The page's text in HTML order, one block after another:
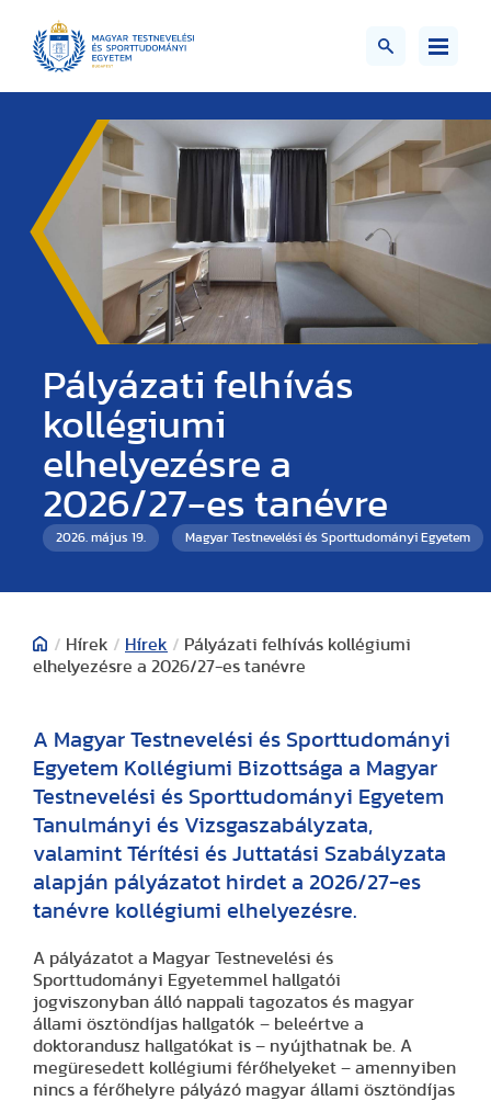
Pályázati felhívás
kollégiumi
elhelyezésre a
2026/27-es tanévre
2026. május 19. Magyar Testnevelési és Sporttudományi Egyetem
/ Hírek / Hírek / Pályázati felhívás kollégiumi
elhelyezésre a 2026/27-es tanévre
A Magyar Testnevelési és Sporttudományi
Egyetem Kollégiumi Bizottsága a Magyar
Testnevelési és Sporttudományi Egyetem
Tanulmányi és Vizsgaszabályzata,
valamint Térítési és Juttatási Szabályzata
alapján pályázatot hirdet a 2026/27-es
tanévre kollégiumi elhelyezésre.
A pályázatot a Magyar Testnevelési és
Sporttudományi Egyetemmel hallgatói
jogviszonyban álló nappali tagozatos és magyar
állami ösztöndíjas hallgatók – beleértve a
doktorandusz hallgatókat is – nyújthatnak be. A
megüresedett kollégiumi férőhelyeket – amennyiben
nincs a férőhelyre pályázó magyar állami ösztöndíjas